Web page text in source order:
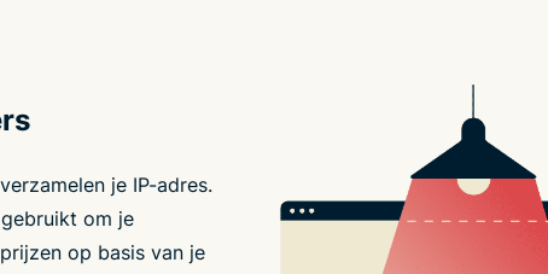
je IP-adres.
om je
op basis van je